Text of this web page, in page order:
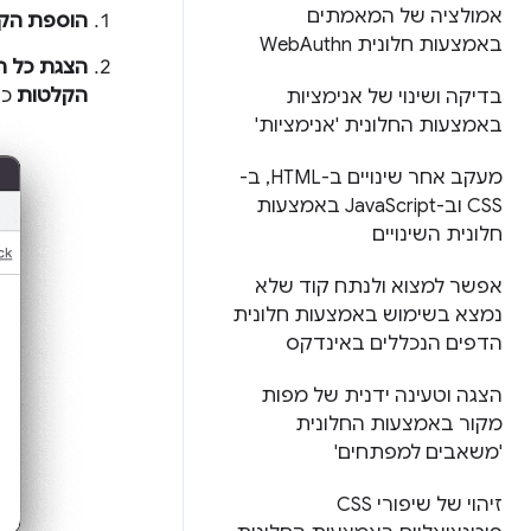
אמולציה של המאמתים
באמצעות חלונית Web Authn
בדיקה ושינוי של אנימציות
באמצעות החלונית 'אנימציות'
מעקב אחר שינויים ב-HTML , ב-
CSS וב-Java
Script באמצעות
חלונית השינויים
אפשר למצוא ולנתח קוד שלא
נמצא בשימוש באמצעות חלונית
הדפים הנכללים באינדקס
הצגה וטעינה ידנית של מפות
מקור באמצעות החלונית
'משאבים למפתחים'
זיהוי של שיפורי CSS
הוספת
הצגת כל
הקלטות